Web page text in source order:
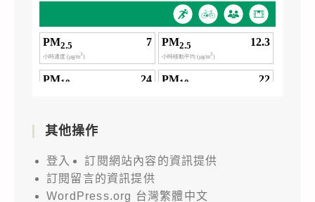
其他操作
登入
訂閱網站內容的資訊提供
訂閱留言的資訊提供
WordPress.org 台灣繁體中文